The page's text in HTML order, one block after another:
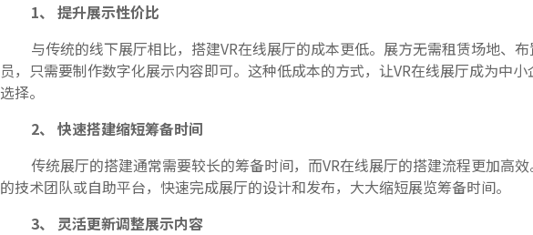
1、 提升展示性价比
与传统的线下展厅相比，搭建VR在线展厅的成本更低。展方无需租赁场地、
员，只需要制作数字化展示内容即可。这种低成本的方式，让VR在线展厅成为中
选择。
2、 快速搭建缩短筹备时间
传统展厅的搭建通常需要较长的筹备时间，而VR在线展厅的搭建流程更加高
的技术团队或自助平台，快速完成展厅的设计和发布，大大缩短展览筹备时间。
3、 灵活更新调整展示内容